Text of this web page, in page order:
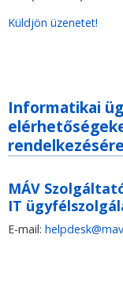
Küldjön üzenetet!
Informatikai
MÁV
IT
E-mail: